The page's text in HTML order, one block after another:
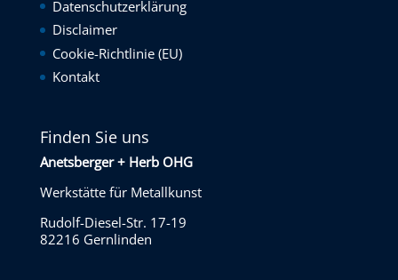
Datenschutzerklärung
Disclaimer
Cookie-Richtlinie (EU)
Kontakt
Finden Sie uns
Anetsberger + Herb OHG
Werkstätte für Metallkunst
Rudolf-Diesel-Str. 17-19
82216 Gernlinden